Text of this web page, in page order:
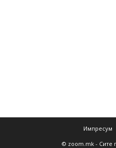
Импресум
© zoom.mk - Сите